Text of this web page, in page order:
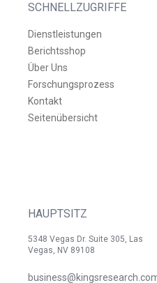
SCHNELLZUGRIFFE
Dienstleistungen
Berichtsshop
Über Uns
Forschungsprozess
Kontakt
Seitenübersicht
HAUPTSITZ
5348 Vegas Dr. Suite 305, Las
Vegas, NV 89108